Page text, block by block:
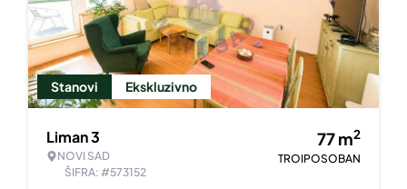
Stanovi Ekskluzivno
Liman 3
NOVI SAD
ŠIFRA: #573152
77m2
TROIPOSOBAN